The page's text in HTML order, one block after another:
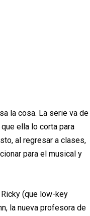
la cosa. La serie va de
que ella lo corta para
al regresar a clases,
para el musical y
(que low-key
la nueva profesora de